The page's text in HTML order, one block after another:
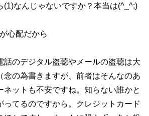
(1)なんじゃないですか？本当は(^_^;)
心配だから
話のデジタル盗聴やメールの盗聴は大
念の為書きますが、前者はそんなのあ
ネットも不安ですね。知らない誰かと
ってるのですから。クレジットカード